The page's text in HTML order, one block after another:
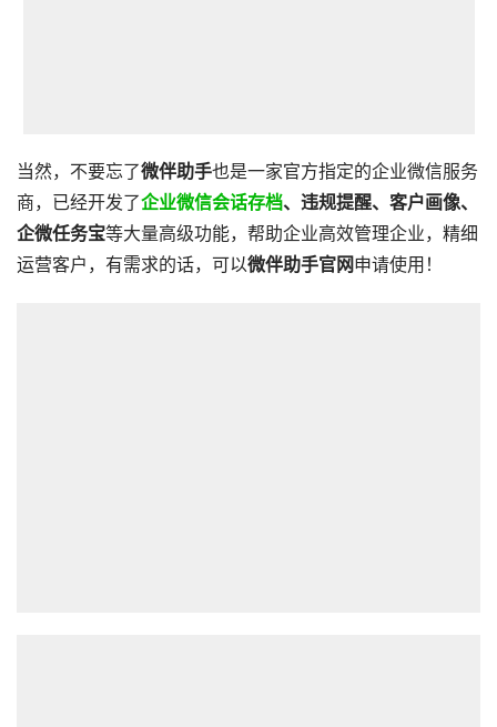
当然，不要忘了微伴助手也是一家官方指定的企业微信服务
商，已经开发了企业微信会话存档、违规提醒、客户画像、
企微任务宝等大量高级功能，帮助企业高效管理企业，精细
运营客户，有需求的话，可以微伴助手官网申请使用！